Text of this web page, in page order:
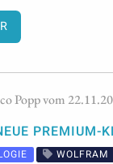
Popp vom
PREMIUM-
WOLFRAM